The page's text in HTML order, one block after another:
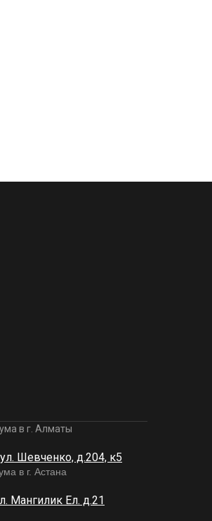
в г. Алматы
Шевченко, д.204, к5
в г. Астана
Мангилик Ел. д.21